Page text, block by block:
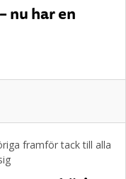
nu har en